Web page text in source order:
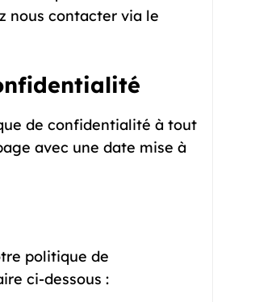
nous contacter via le
de confidentialité à tout
avec une date mise à
politique de
ci-dessous :